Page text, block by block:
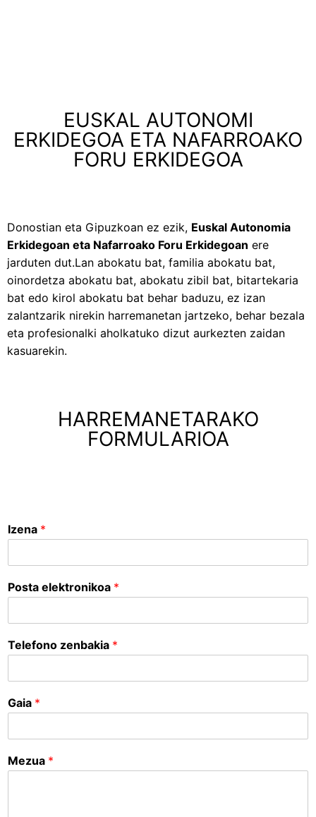
EUSKAL AUTONOMI
ERKIDEGOA ETA NAFARROAKO
FORU ERKIDEGOA
Donostian eta Gipuzkoan ez ezik, Euskal Autonomia
Erkidegoan eta Nafarroako Foru Erkidegoan ere
jarduten dut.Lan abokatu bat, familia abokatu bat,
oinordetza abokatu bat, abokatu zibil bat, bitartekaria
bat edo kirol abokatu bat behar baduzu, ez izan
zalantzarik nirekin harremanetan jartzeko, behar bezala
eta profesionalki aholkatuko dizut aurkezten zaidan
kasuarekin.
HARREMANETARAKO
FORMULARIOA
Izena *
Posta elektronikoa *
Telefono zenbakia *
Gaia *
Mezua *